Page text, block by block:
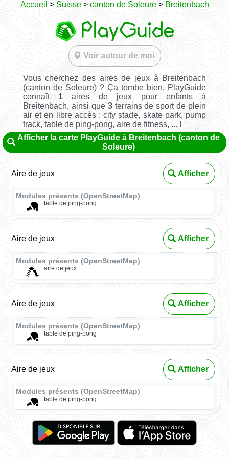
Accueil > Suisse> canton de Soleure> Breitenbach
Voir autour de moi
Vous cherchez des aires de jeux à Breitenbach
(canton de Soleure) ? Ça tombe bien, PlayGuide
connaît 1 aires de jeux pour enfants à
Breitenbach, ainsi que 3terrains de sport de plein
air et en libre accès : city stade, skate park, pump
track, table de ping-pong, aire de fitness, ... !
Afficher la carte PlayGuide à Breitenbach (canton de
Soleure)
Aire de jeux Afficher
Modules présents (OpenStreetMap)
table de ping-pong
Aire de jeux Afficher
Modules présents (OpenStreetMap)
aire de jeux
Aire de jeux Afficher
Modules présents (OpenStreetMap)
table de ping-pong
Aire de jeux Afficher
Modules présents (OpenStreetMap)
table de ping-pong